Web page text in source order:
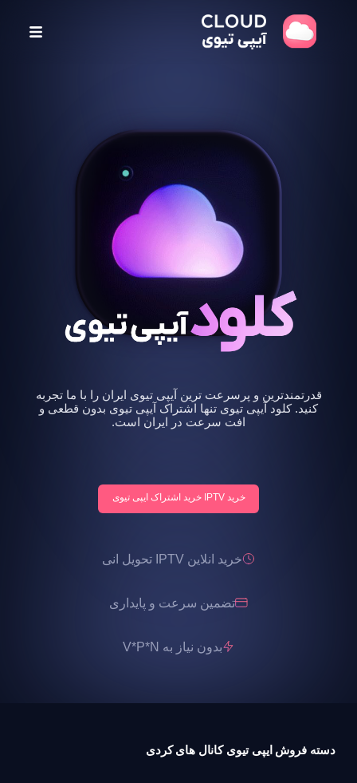
قدرتمندترین و پرسرعت ترین آیپی تیوی ایران را با ما تجربه
کنید. کلود آیپی تیوی تنها اشتراک آیپی تیوی بدون قطعی و
افت سرعت در ایران است.
خرید IPTV خرید اشتراک ایپی تیوی
خرید انلاین IPTV تحویل انی
تضمین سرعت و پایداری
بدون نیاز به V*P*N
دسته فروش ایپی تیوی کانال های کردی